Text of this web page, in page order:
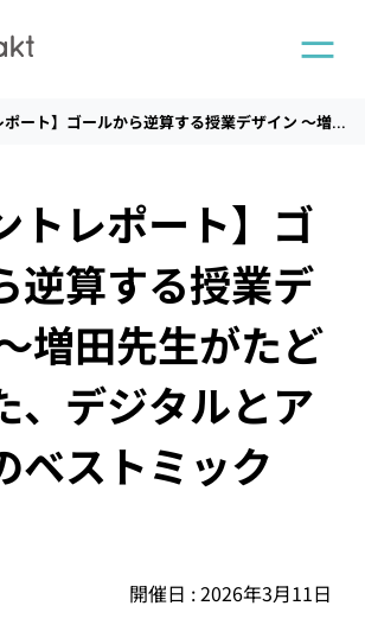
ルから逆算する授業デザイン 〜増田先生がたどり着いた、デジタルとアナログのベストミックス〜
トレポート】ゴ
逆算する授業デ
増田先生がたど
、デジタルとア
ベストミック
開催日 : 2026年3月11日